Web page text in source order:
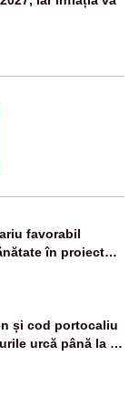
favorabil
în proiectul
și cod portocaliu
urcă până la 38
tropicale